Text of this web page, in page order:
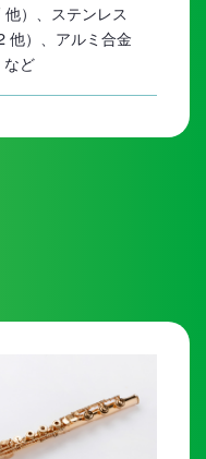
）、ステンレス
他）、アルミ合金
など